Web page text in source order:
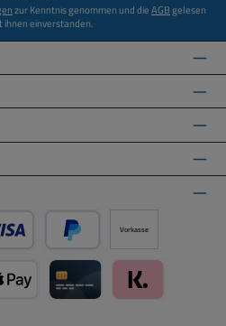
zur Kenntnis genommen und dieAGBgelesen
ihnen einverstanden.
oder Debitkarte über PayPal
Später Bezahlen über PayPal
Vorkasse